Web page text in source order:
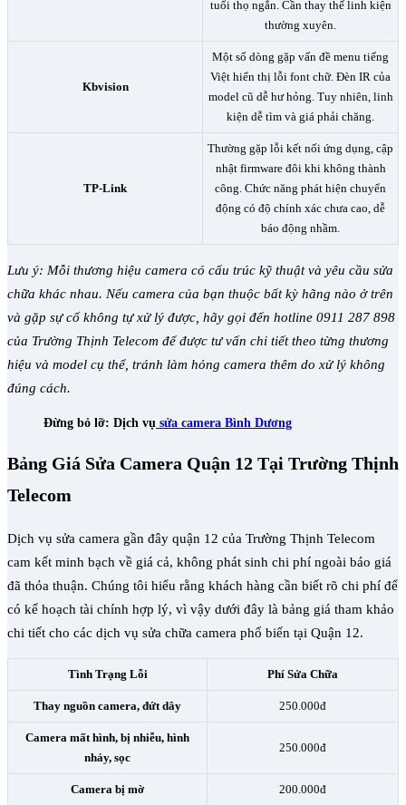
tuổi thọ ngắn. Cần thay thế linh kiện
thường xuyên.
Kbvision
Một số dòng gặp vấn đề menu tiếng
Việt hiển thị lỗi font chữ. Đèn IR của
model cũ dễ hư hỏng. Tuy nhiên, linh
kiện dễ tìm và giá phải chăng.
TP-Link
Thường gặp lỗi kết nối ứng dụng, cập
nhật firmware đôi khi không thành
công. Chức năng phát hiện chuyển
động có độ chính xác chưa cao, dễ
báo động nhầm.
Lưu ý: Mỗi thương hiệu camera có cấu trúc kỹ thuật và yêu cầu sửa
chữa khác nhau. Nếu camera của bạn thuộc bất kỳ hãng nào ở trên
và gặp sự cố không tự xử lý được, hãy gọi đến hotline 0911 287 898
của Trường Thịnh Telecom để được tư vấn chi tiết theo từng thương
hiệu và model cụ thể, tránh làm hỏng camera thêm do xử lý không
đúng cách.
Đừng bỏ lỡ: Dịch vụ sửa camera Bình Dương
Bảng Giá Sửa Camera Quận 12 Tại Trường Thịnh
Telecom
Dịch vụ sửa camera gần đây quận 12 của Trường Thịnh Telecom
cam kết minh bạch về giá cả, không phát sinh chi phí ngoài báo giá
đã thỏa thuận. Chúng tôi hiểu rằng khách hàng cần biết rõ chi phí để
có kế hoạch tài chính hợp lý, vì vậy dưới đây là bảng giá tham khảo
chi tiết cho các dịch vụ sửa chữa camera phổ biến tại Quận 12.
Tình Trạng Lỗi Phí Sửa Chữa
Thay nguồn camera, đứt dây 250.000đ
Camera mất hình, bị nhiễu, hình
nhảy, sọc
250.000đ
Camera bị mờ 200.000đ